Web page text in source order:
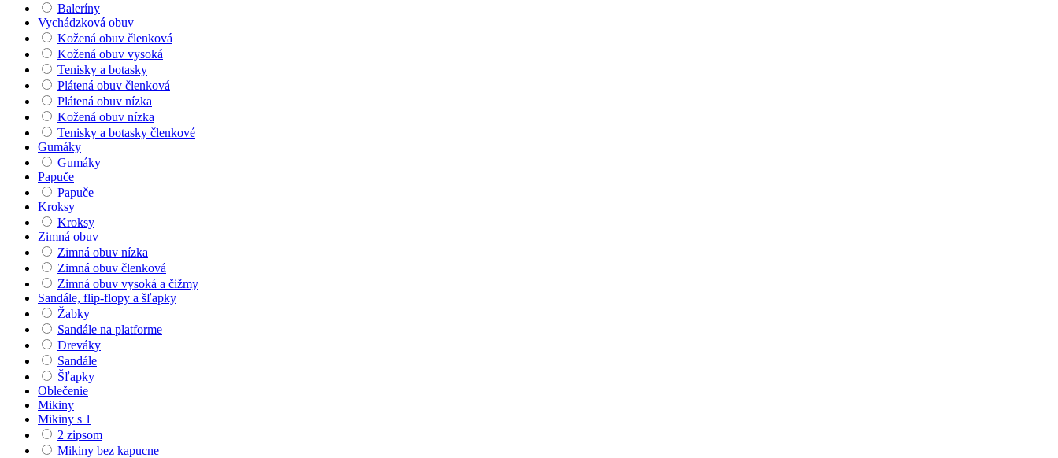
Baleríny
Vychádzková obuv
Kožená obuv členková
Kožená obuv vysoká
Tenisky a botasky
Plátená obuv členková
Plátená obuv nízka
Kožená obuv nízka
Tenisky a botasky členkové
Gumáky
Gumáky
Papuče
Papuče
Kroksy
Kroksy
Zimná obuv
Zimná obuv nízka
Zimná obuv členková
Zimná obuv vysoká a čižmy
Sandále, flip-flopy a šľapky
Žabky
Sandále na platforme
Dreváky
Sandále
Šľapky
Oblečenie
Mikiny
Mikiny s 1
2 zipsom
Mikiny bez kapucne